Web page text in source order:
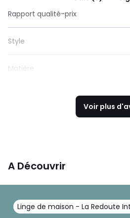
Rapport qualité-prix
Style
Matière
Voir plus
A Découvrir
Linge de maison - La Redoute